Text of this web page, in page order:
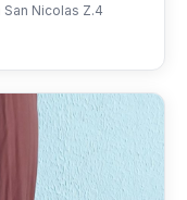
Nicolas Z.4